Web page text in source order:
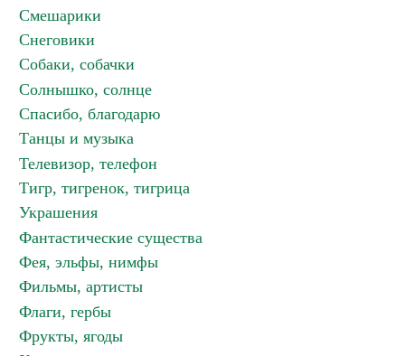
Смешарики
Снеговики
Собаки, собачки
Солнышко, солнце
Спасибо, благодарю
Танцы и музыка
Телевизор, телефон
Тигр, тигренок, тигрица
Украшения
Фантастические существа
Фея, эльфы, нимфы
Фильмы, артисты
Флаги, гербы
Фрукты, ягоды